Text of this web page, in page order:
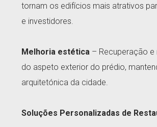
tornam os edifícios mais atrativos
e investidores.
Melhoria estética – Recuperação
do aspeto exterior do prédio,
arquitetónica da cidade.
Soluções Personalizadas de